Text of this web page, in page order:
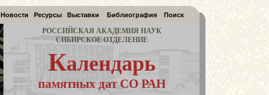
Новости Ресурсы Выставки Библиография Поиск
РОССИЙСКАЯ АКАДЕМИЯ НАУК
СИБИРСКОЕ ОТДЕЛЕНИЕ
Календарь
памятных дат СО РАН